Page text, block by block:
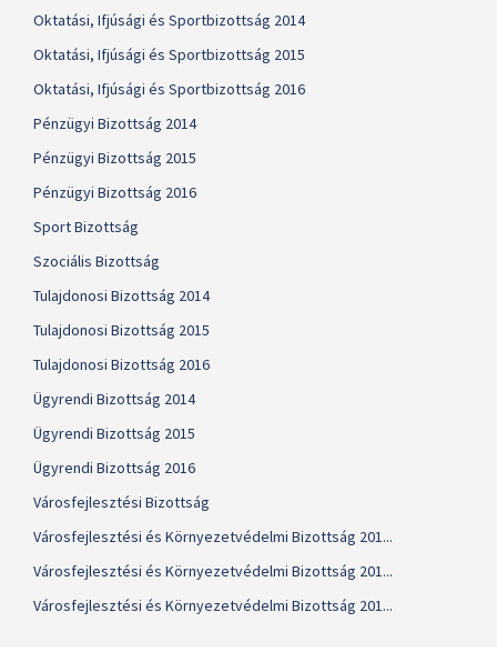
Oktatási, Ifjúsági és Sportbizottság 2014
Oktatási, Ifjúsági és Sportbizottság 2015
Oktatási, Ifjúsági és Sportbizottság 2016
Pénzügyi Bizottság 2014
Pénzügyi Bizottság 2015
Pénzügyi Bizottság 2016
Sport Bizottság
Szociális Bizottság
Tulajdonosi Bizottság 2014
Tulajdonosi Bizottság 2015
Tulajdonosi Bizottság 2016
Ügyrendi Bizottság 2014
Ügyrendi Bizottság 2015
Ügyrendi Bizottság 2016
Városfejlesztési Bizottság
Városfejlesztési és Környezetvédelmi Bizottság 201...
Városfejlesztési és Környezetvédelmi Bizottság 201...
Városfejlesztési és Környezetvédelmi Bizottság 201...